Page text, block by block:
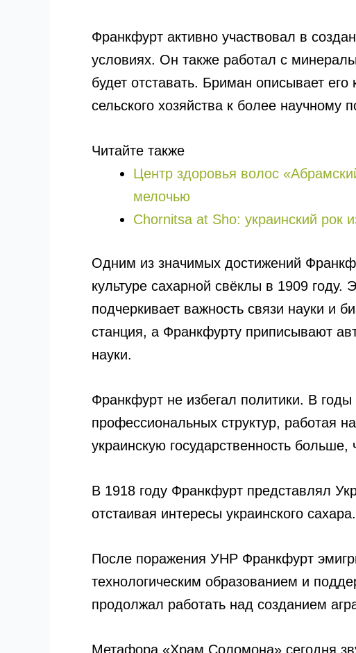
Франкфурт активно участвовал в
условиях. Он также работал с
будет отставать. Бриман описывает
сельского хозяйства к более научному
Читайте также
Центр здоровья волос
мелочью
Chornitsa at Sho: украинский рок
Одним из значимых достижений
культуре сахарной свёклы в 1909
подчеркивает важность связи науки и
станция, а Франкфурту приписывают
науки.
Франкфурт не избегал политики. В
профессиональных структур, работая
украинскую государственность
В 1918 году Франкфурт представлял
отстаивая интересы украинского
После поражения УНР Франкфурт
технологическим образованием и
продолжал работать над созданием
Метафора «Храм Соломона» сегодня